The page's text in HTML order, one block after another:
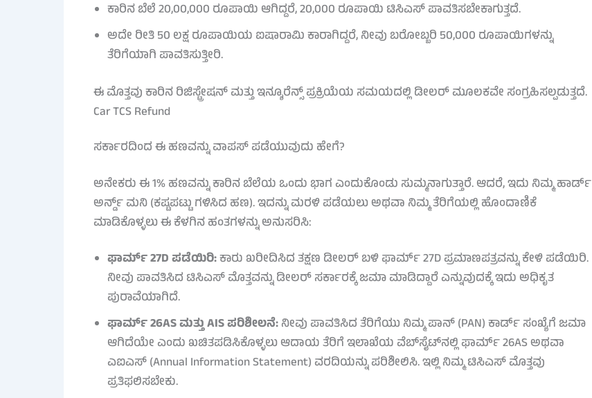
ಕಾರಿನ ಬೆಲೆ 20,00,000 ರೂಪಾಯಿ ಆಗಿದ್ದರೆ, 20,000 ರೂಪಾಯಿ ಟಿಸಿಎಸ್ ಪಾವತಿಸಬೇಕಾಗುತ್ತದೆ.
ಅದೇ ರೀತಿ 50 ಲಕ್ಷ ರೂಪಾಯಿಯ ಐಷಾರಾಮಿ ಕಾರಾಗಿದ್ದರೆ, ನೀವು ಬರೋಬ್ಬರಿ 50,000 ರೂಪಾಯಿಗಳನ್ನು
ತೆರಿಗೆಯಾಗಿ ಪಾವತಿಸುತ್ತೀರಿ.
ಈ ಮೊತ್ತವು ಕಾರಿನ ರಿಜಿಸ್ಟ್ರೇಷನ್ ಮತ್ತು ಇನ್ಶೂರೆನ್ಸ್ ಪ್ರಕ್ರಿಯೆಯ ಸಮಯದಲ್ಲಿ ಡೀಲರ್ ಮೂಲಕವೇ ಸಂಗ್ರಹಿಸಲ್ಪಡುತ್ತದೆ.
Car TCS Refund
ಸರ್ಕಾರದಿಂದ ಈ ಹಣವನ್ನು ವಾಪಸ್ ಪಡೆಯುವುದು ಹೇಗೆ?
ಅನೇಕರು ಈ 1% ಹಣವನ್ನು ಕಾರಿನ ಬೆಲೆಯ ಒಂದು ಭಾಗ ಎಂದುಕೊಂಡು ಸುಮ್ಮನಾಗುತ್ತಾರೆ. ಆದರೆ, ಇದು ನಿಮ್ಮ ಹಾರ್ಡ್
ಅರ್ನ್ಡ್ ಮನಿ (ಕಷ್ಟಪಟ್ಟು ಗಳಿಸಿದ ಹಣ). ಇದನ್ನು ಮರಳಿ ಪಡೆಯಲು ಅಥವಾ ನಿಮ್ಮ ತೆರಿಗೆಯಲ್ಲಿ ಹೊಂದಾಣಿಕೆ
ಮಾಡಿಕೊಳ್ಳಲು ಈ ಕೆಳಗಿನ ಹಂತಗಳನ್ನು ಅನುಸರಿಸಿ:
ಫಾರ್ಮ್ 27D ಪಡೆಯಿರಿ:ಕಾರು ಖರೀದಿಸಿದ ತಕ್ಷಣ ಡೀಲರ್ ಬಳಿ ಫಾರ್ಮ್ 27D ಪ್ರಮಾಣಪತ್ರವನ್ನು ಕೇಳಿ ಪಡೆಯಿರಿ.
ನೀವು ಪಾವತಿಸಿದ ಟಿಸಿಎಸ್ ಮೊತ್ತವನ್ನು ಡೀಲರ್ ಸರ್ಕಾರಕ್ಕೆ ಜಮಾ ಮಾಡಿದ್ದಾರೆ ಎನ್ನುವುದಕ್ಕೆ ಇದು ಅಧಿಕೃತ
ಪುರಾವೆಯಾಗಿದೆ.
ಫಾರ್ಮ್ 26AS ಮತ್ತು AIS ಪರಿಶೀಲನೆ:ನೀವು ಪಾವತಿಸಿದ ತೆರಿಗೆಯು ನಿಮ್ಮ ಪಾನ್ (PAN) ಕಾರ್ಡ್ ಸಂಖ್ಯೆಗೆ ಜಮಾ
ಆಗಿದೆಯೇ ಎಂದು ಖಚಿತಪಡಿಸಿಕೊಳ್ಳಲು ಆದಾಯ ತೆರಿಗೆ ಇಲಾಖೆಯ ವೆಬ್‌ಸೈಟ್‌ನಲ್ಲಿ ಫಾರ್ಮ್ 26AS ಅಥವಾ
ಎಐಎಸ್ (Annual Information Statement) ವರದಿಯನ್ನು ಪರಿಶೀಲಿಸಿ. ಇಲ್ಲಿ ನಿಮ್ಮ ಟಿಸಿಎಸ್ ಮೊತ್ತವು
ಪ್ರತಿಫಲಿಸಬೇಕು.